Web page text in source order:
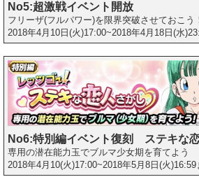
No5:超激戦イベント開放
フリーザ(フルパワー)を限界突破させておこう
2018年4月10日(火)17:00~2018年4月18日(水
No6:特別編イベント復刻 ステキな
専用の潜在能力玉でブルマ少女期を育てよう
2018年4月10(火)17:00~2018年5月8日(火)16:59